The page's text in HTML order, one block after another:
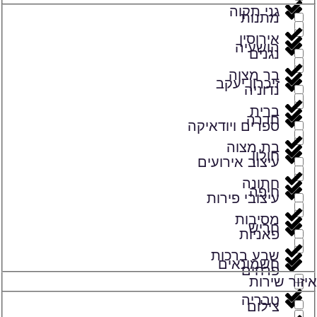
מתנות
נגנים
נדוניה
ספרים ויודאיקה
עיצוב אירועים
עיצובי פירות
פאניות
פרחים
צילום
גני תקוה
הושעיה
זיכרון יעקב
חדרה
חולון
חיפה
חריש
חשמונאים
טבריה
אירוסין
בר מצוה
ברית
בת מצוה
חתונה
מסיבות
שבע ברכות
איזור שירות